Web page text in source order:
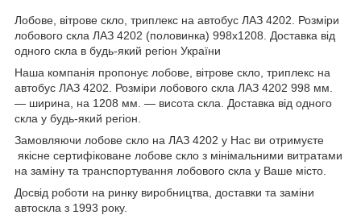
Лобове, вітрове скло, триплекс на автобус ЛАЗ 4202. Розміри
лобового скла ЛАЗ 4202 (половинка) 998х1208. Доставка від
одного скла в будь-який регіон України
Наша компанія пропонує лобове, вітрове скло, триплекс на
автобус ЛАЗ 4202. Розміри лобового скла ЛАЗ 4202 998 мм.
― ширина, на 1208 мм. ― висота скла. Доставка від одного
скла у будь-який регіон.
Замовляючи лобове скло на ЛАЗ 4202 у Нас ви отримуєте
якісне сертифіковане лобове скло з мінімальними витратами
на заміну та транспортування лобового скла у Ваше місто.
Досвід роботи на ринку виробництва, доставки та заміни
автоскла з 1993 року.